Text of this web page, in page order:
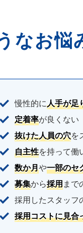
なお悩
慢性的に人手が足
定着率が良くない
抜けた人員の穴を
自主性を持って働
数か月や一部のセ
募集から採用まで
採用したスタッフ
採用コストに見合